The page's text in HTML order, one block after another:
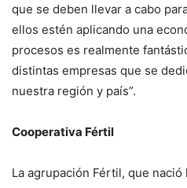
que se deben llevar a cabo
ellos estén aplicando una
procesos es realmente
distintas empresas que se
nuestra región y país”.
Cooperativa Fértil
La agrupación Fértil, que nació